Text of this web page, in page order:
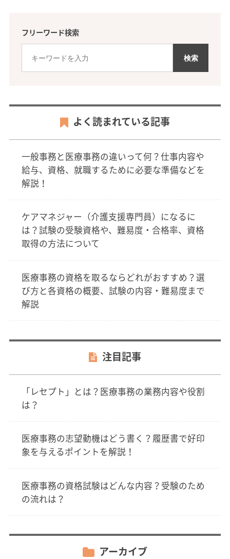
フリーワード検索
よく読まれている記事
一般事務と医療事務の違いって何？仕事内容や
給与、資格、就職するために必要な準備などを
解説！
ケアマネジャー（介護支援専門員）になるに
は？試験の受験資格や、難易度・合格率、資格
取得の方法について
医療事務の資格を取るならどれがおすすめ？選
び方と各資格の概要、試験の内容・難易度まで
解説
注目記事
「レセプト」とは？医療事務の業務内容や役割
は？
医療事務の志望動機はどう書く？履歴書で好印
象を与えるポイントを解説！
医療事務の資格試験はどんな内容？受験のため
の流れは？
アーカイブ